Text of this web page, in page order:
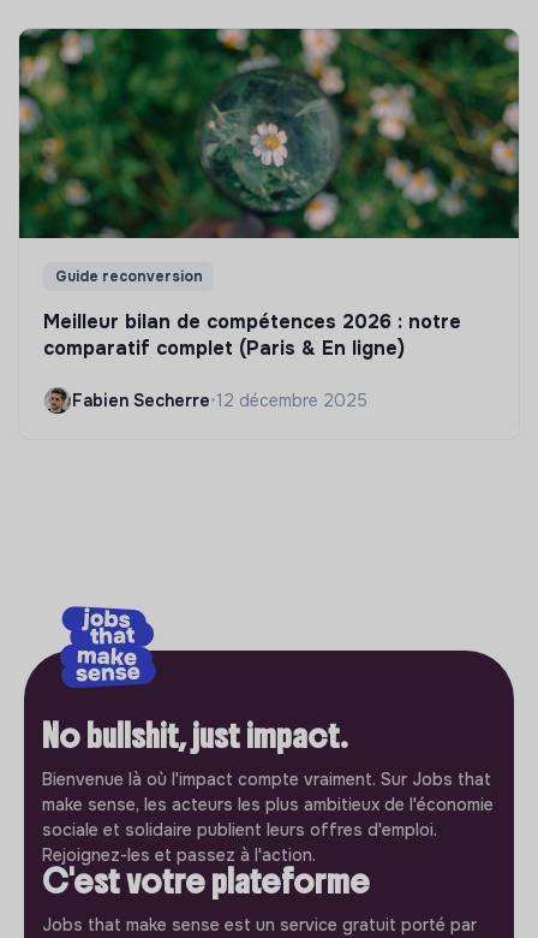
Guide reconversion
Meilleur bilan de compétences 2026 : notre
comparatif complet (Paris & En ligne)
Fabien Secherre•12 décembre 2025
No bullshit, just impact.
Bienvenue là où l'impact compte vraiment. Sur Jobs that
make sense, les acteurs les plus ambitieux de l'économie
sociale et solidaire publient leurs offres d'emploi.
Rejoignez-les et passez à l'action.
C'est votre plateforme
Jobs that make sense est un service gratuit porté par